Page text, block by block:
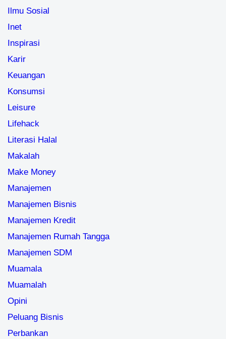
Ilmu Sosial
Inet
Inspirasi
Karir
Keuangan
Konsumsi
Leisure
Lifehack
Literasi Halal
Makalah
Make Money
Manajemen
Manajemen Bisnis
Manajemen Kredit
Manajemen Rumah Tangga
Manajemen SDM
Muamala
Muamalah
Opini
Peluang Bisnis
Perbankan